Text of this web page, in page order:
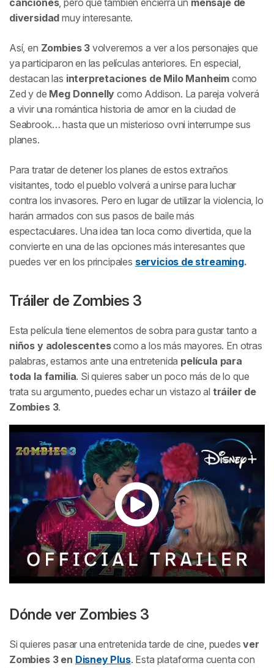
canciones, pero que también encierra un mensaje de
diversidadmuy interesante.
Así, en Zombies 3 volveremos a ver a los personajes que
ya participaron en las películas anteriores. En especial,
destacan las interpretaciones de Milo Manheim como
Zed y de Meg Donnelly como Addison. La pareja volverá
a vivir una romántica historia de amor en la ciudad de
Seabrook… hasta que un misterioso ovni interrumpe sus
planes.
Para tratar de detener los planes de estos extraños
visitantes, todo el pueblo volverá a unirse para luchar
contra los invasores. Pero en lugar de utilizar la violencia, lo
harán armados con sus pasos de baile más
espectaculares. Una idea tan loca como divertida, que la
convierte en una de las opciones más interesantes que
puedes ver en los principales servicios de streaming.
Tráiler de Zombies 3
Esta película tiene elementos de sobra para gustar tanto a
niños y adolescentescomo a los más mayores. En otras
palabras, estamos ante una entretenida película para
toda la familia. Si quieres saber un poco más de lo que
trata su argumento, puedes echar un vistazo al tráiler de
Zombies 3.
Dónde ver Zombies 3
Si quieres pasar una entretenida tarde de cine, puedesver
Zombies 3en Disney Plus. Esta plataforma cuenta con